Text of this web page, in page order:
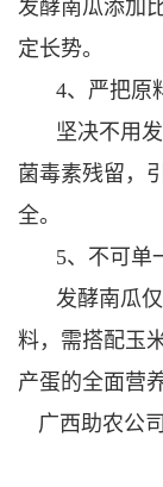
发酵南瓜添加
定长势。
4、严把原
坚决不用
菌毒素残留，
全。
5、不可单
发酵南瓜
料，需搭配玉
产蛋的全面营
广西助农公